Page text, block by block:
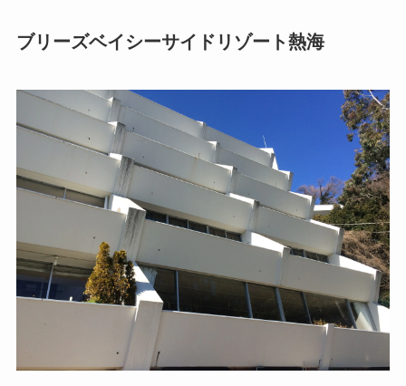
ブリーズベイシーサイドリゾート熱海